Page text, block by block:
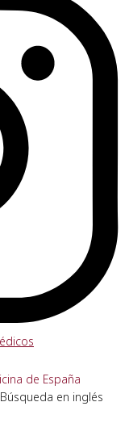
Búsqueda en inglés